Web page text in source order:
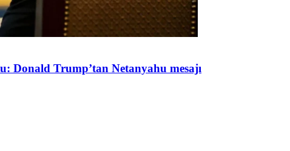
Donald Trump’tan Netanyahu mesajı